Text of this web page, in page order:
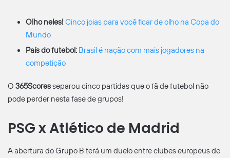
Olho neles!Cinco joias para você ficar de olho na Copa do
Mundo
País do futebol: Brasil é nação com mais jogadores na
competição
O 365Scoresseparou cinco partidas que o fã de futebol não
pode perder nesta fase de grupos!
PSG x Atlético de Madrid
A abertura do Grupo B terá um duelo entre clubes europeus de